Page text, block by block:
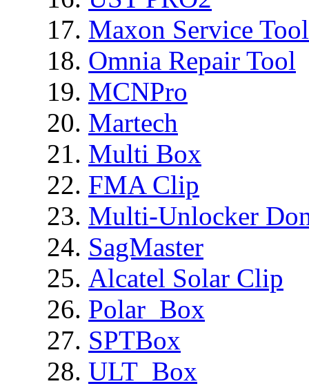
Maxon Service
Omnia Repair Tool
MCNPro
Martech
Multi Box
FMA Clip
Multi-Unlocker
SagMaster
Alcatel Solar Clip
Polar_Box
SPTBox
ULT_Box